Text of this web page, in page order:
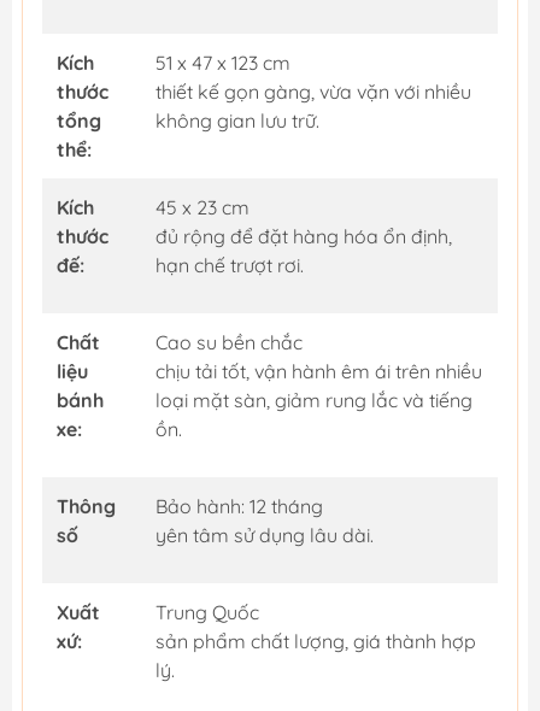
Kích
thước
tổng
thể:
51 x 47 x 123 cm
thiết kế gọn gàng, vừa vặn với nhiều
không gian lưu trữ.
Kích
thước
đế:
45 x 23 cm
đủ rộng để đặt hàng hóa ổn định,
hạn chế trượt rơi.
Chất
liệu
bánh
xe:
Cao su bền chắc
chịu tải tốt, vận hành êm ái trên nhiều
loại mặt sàn, giảm rung lắc và tiếng
ồn.
Thông
số
Bảo hành: 12 tháng
yên tâm sử dụng lâu dài.
Xuất
xứ:
Trung Quốc
sản phẩm chất lượng, giá thành hợp
lý.